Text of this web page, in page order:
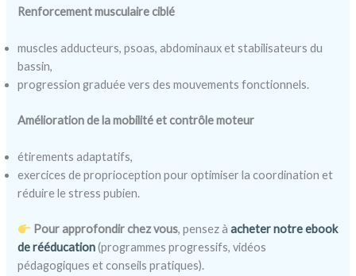
Renforcement musculaire ciblé
muscles adducteurs, psoas, abdominaux et stabilisateurs du
bassin,
progression graduée vers des mouvements fonctionnels.
Amélioration de la mobilité et contrôle moteur
étirements adaptatifs,
exercices de proprioception pour optimiser la coordination et
réduire le stress pubien.
Pour approfondir chez vous, pensez àacheter notre ebook
de rééducation (programmes progressifs, vidéos
pédagogiques et conseils pratiques).